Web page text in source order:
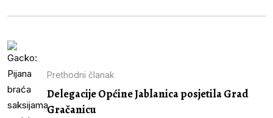
Prethodni članak
Delegacije Općine Jablanica posjetila Grad
Gračanicu